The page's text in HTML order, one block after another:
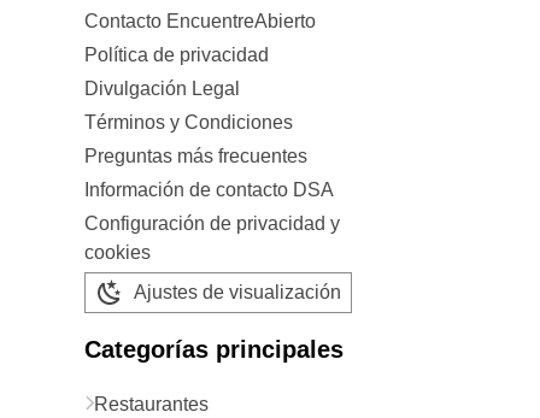
Contacto EncuentreAbierto
Política de privacidad
Divulgación Legal
Términos y Condiciones
Preguntas más frecuentes
Información de contacto DSA
Configuración de privacidad y
cookies
Ajustes de visualización
Categorías principales
Restaurantes